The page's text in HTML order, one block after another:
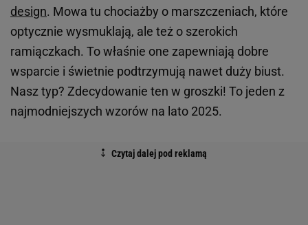
design. Mowa tu chociażby o marszczeniach, które
optycznie wysmuklają, ale też o szerokich
ramiączkach. To właśnie one zapewniają dobre
wsparcie i świetnie podtrzymują nawet duży biust.
Nasz typ? Zdecydowanie ten w groszki! To jeden z
najmodniejszych wzorów na lato 2025.